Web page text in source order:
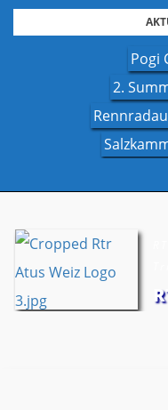
Skip
Pogi
2.